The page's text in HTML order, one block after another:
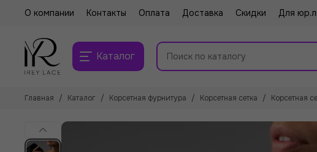
О компании Контакты Оплата Доставка Скидки Для
Каталог
Главная Каталог Корсетная фурнитура Корсетная сетка Корсетная